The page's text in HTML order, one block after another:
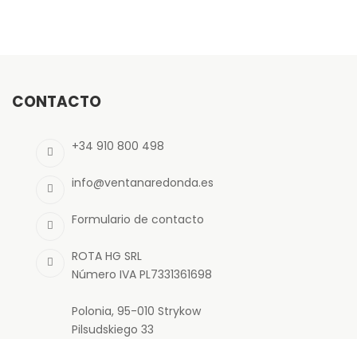
CONTACTO
+34 910 800 498
info@ventanaredonda.es
Formulario de contacto
ROTA HG SRL
Número IVA PL7331361698
Polonia, 95-010 Strykow
Pilsudskiego 33